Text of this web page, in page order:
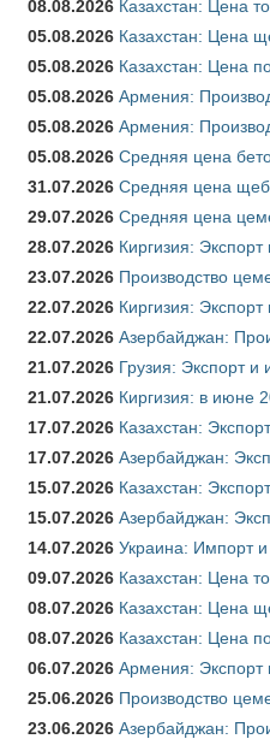
08.08.2026 Казахстан: Цена
05.08.2026 Казахстан: Цена
05.08.2026 Казахстан: Цена
05.08.2026 Армения:
05.08.2026 Армения:
05.08.2026 Средняя цена
31.07.2026 Средняя цена
29.07.2026 Средняя цена
28.07.2026 Киргизия:
23.07.2026 Производство
22.07.2026 Киргизия:
22.07.2026 Азербайджан:
21.07.2026 Грузия: Экспорт
21.07.2026 Киргизия: в июне
17.07.2026 Казахстан:
17.07.2026 Азербайджан:
15.07.2026 Казахстан:
15.07.2026 Азербайджан:
14.07.2026 Украина: Импорт и
09.07.2026 Казахстан: Цена
08.07.2026 Казахстан: Цена
08.07.2026 Казахстан: Цена
06.07.2026 Армения: Экспорт
25.06.2026 Производство
23.06.2026 Азербайджан: